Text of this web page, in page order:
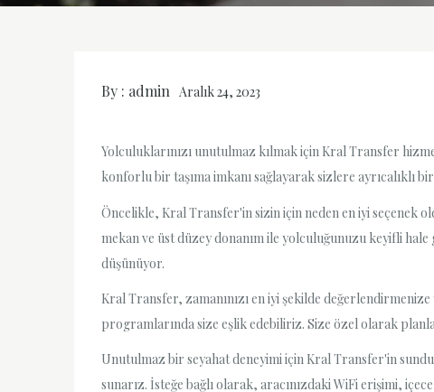
By : admin Aralık 24, 2023
Yolculuklarınızı unutulmaz kılmak için Kral Transfer
konforlu bir taşıma imkanı sağlayarak sizlere ayrıcalıklı
Öncelikle, Kral Transfer'in sizin için neden en iyi seçenek
mekan ve üst düzey donanım ile yolculuğunuzu keyifli
düşünüyor.
Kral Transfer, zamanınızı en iyi şekilde
programlarında size eşlik edebiliriz. Size özel olarak
Unutulmaz bir seyahat deneyimi için Kral Transfer'in
sunarız. İsteğe bağlı olarak, aracınızdaki WiFi erişimi,